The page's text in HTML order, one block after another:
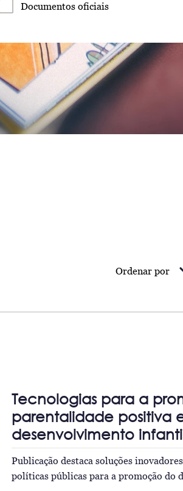
Documentos oficiais
Ordenar por
Tecnologias para a
parentalidade positiva
desenvolvimento
Publicação destaca soluções
políticas públicas para a promoção do